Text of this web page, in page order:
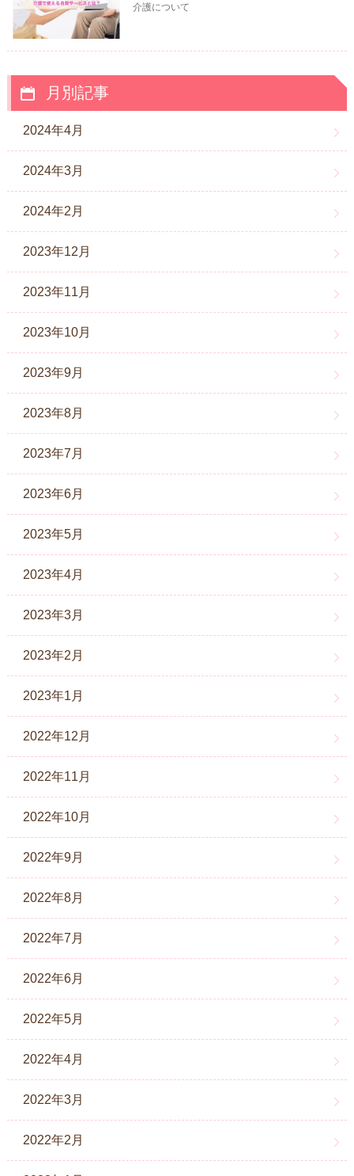
介護について
月別記事
2024年4月
2024年3月
2024年2月
2023年12月
2023年11月
2023年10月
2023年9月
2023年8月
2023年7月
2023年6月
2023年5月
2023年4月
2023年3月
2023年2月
2023年1月
2022年12月
2022年11月
2022年10月
2022年9月
2022年8月
2022年7月
2022年6月
2022年5月
2022年4月
2022年3月
2022年2月